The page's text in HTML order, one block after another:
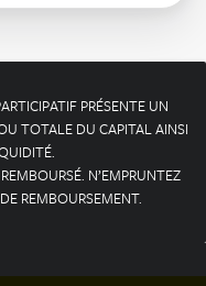
PRÉSENTE UN
TOTALE DU CAPITAL AINSI
N’EMPRUNTEZ
REMBOURSEMENT.